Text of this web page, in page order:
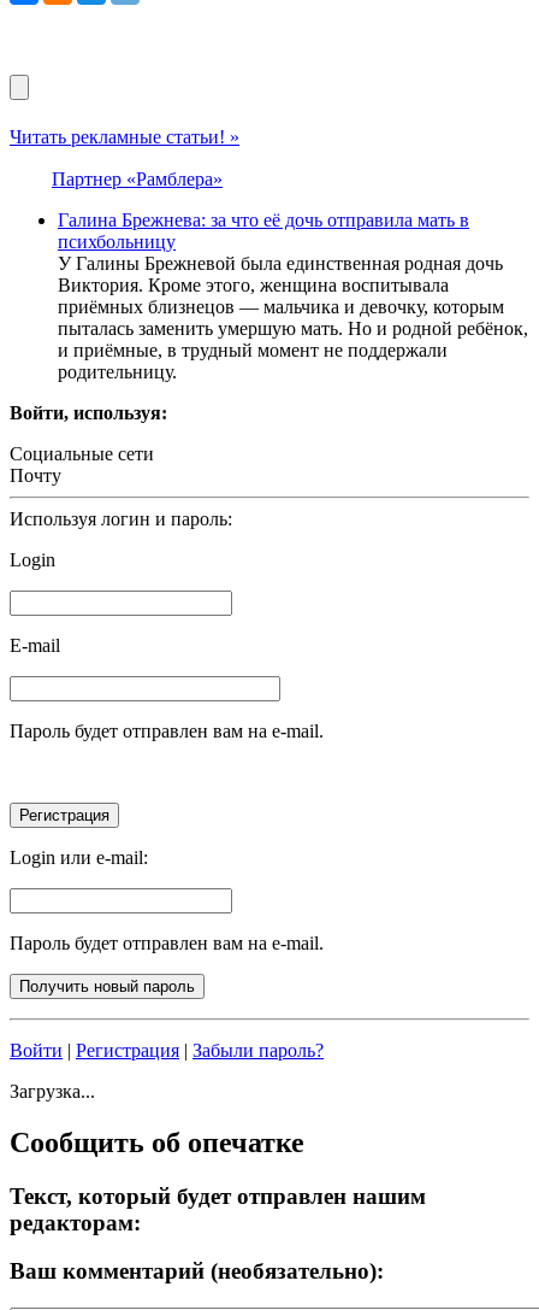
Читать рекламные статьи! »
Партнер «Рамблера»
Галина Брежнева: за что её дочь отправила мать в
психбольницу
У Галины Брежневой была единственная родная дочь
Виктория. Кроме этого, женщина воспитывала
приёмных близнецов — мальчика и девочку, которым
пыталась заменить умершую мать. Но и родной ребёнок,
и приёмные, в трудный момент не поддержали
родительницу.
Войти, используя:
Социальные сети
Почту
Используя логин и пароль:
Login
E-mail
Пароль будет отправлен вам на e-mail.
Login или e-mail:
Пароль будет отправлен вам на e-mail.
Войти | Регистрация | Забыли пароль?
Загрузка...
Сообщить об опечатке
Текст, который будет отправлен нашим
редакторам:
Ваш комментарий (необязательно):